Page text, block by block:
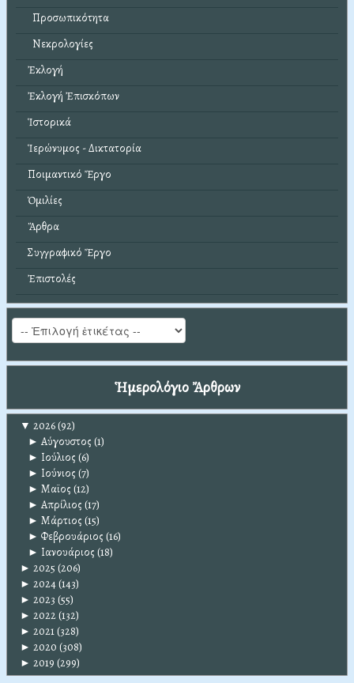
Προσωπικότητα
Νεκρολογίες
Ἐκλογή
Ἐκλογή Ἐπισκόπων
Ἱστορικά
Ἱερώνυμος - Δικτατορία
Ποιμαντικό Ἔργο
Ὁμιλίες
Ἄρθρα
Συγγραφικό Ἔργο
Ἐπιστολές
Ἡμερολόγιο Ἄρθρων
▼ 2026(92)
► Αύγουστος (1)
► Ιούλιος (6)
► Ιούνιος (7)
► Μαϊος (12)
► Απρίλιος (17)
► Μάρτιος (15)
► Φεβρουάριος (16)
► Ιανουάριος (18)
► 2025 (206)
► 2024(143)
► 2023 (55)
► 2022(132)
► 2021(328)
► 2020 (308)
► 2019 (299)